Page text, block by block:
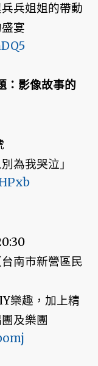
兵姐姐的帶動
宴
：影像故事的
為我哭泣」
南市新營區民
樂趣，加上精
及樂團